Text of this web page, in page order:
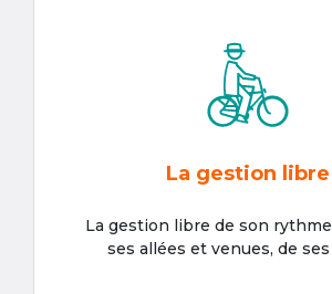
La gestion libre
La gestion libre de son
ses allées et venues, de